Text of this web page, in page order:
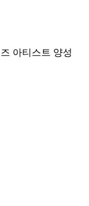
아티스트 양성